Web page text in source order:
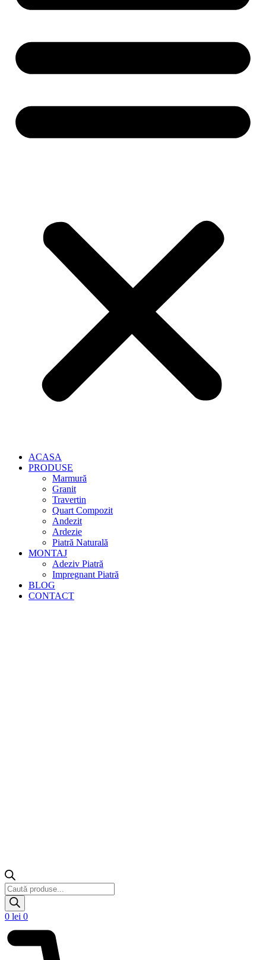
ACASA
PRODUSE
Marmură
Granit
Travertin
Quart Compozit
Andezit
Ardezie
Piatră Naturală
MONTAJ
Adeziv Piatră
Impregnant Piatră
BLOG
CONTACT
Products
search
0 lei 0